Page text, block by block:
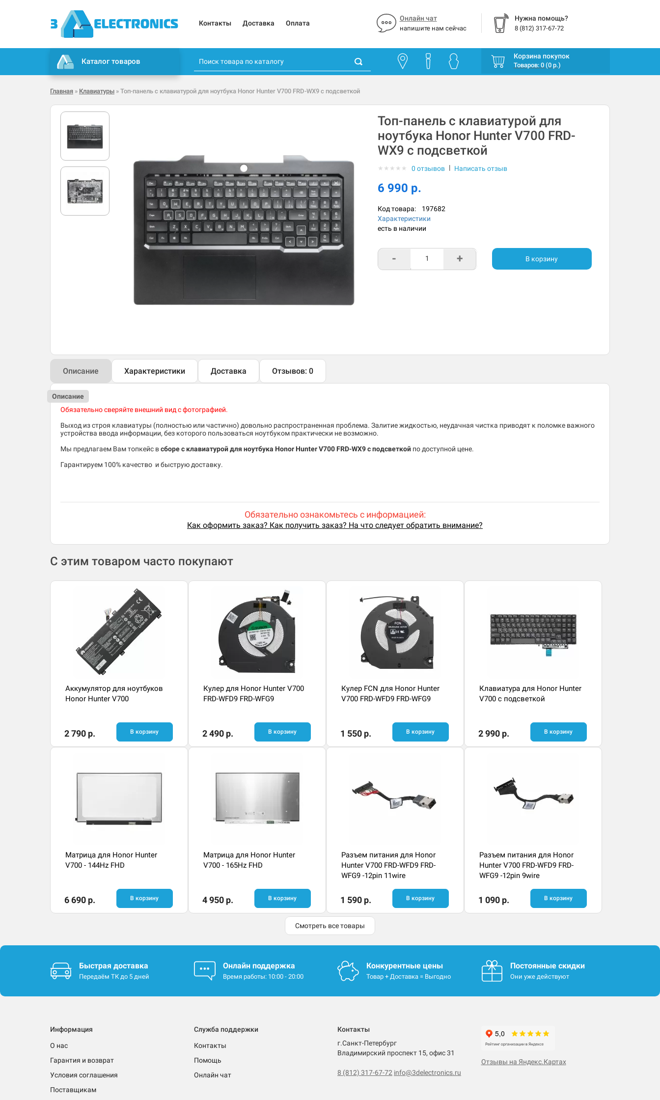
Контакты Доставка Оплата
Онлайн чат
напишите нам сейчас
Нужна помощь?
8 (812) 317-67-72
Каталог товаров
Корзина покупок
Товаров: 0 (0 р.)
Главная » Клавиатуры » Топ-панель с клавиатурой для ноутбука Honor Hunter V700 FRD-WX9 с подсветкой
Топ-панель с клавиатурой для
ноутбука Honor Hunter V700 FRD-
WX9 с подсветкой
★ ★ ★ ★ ★ 0 отзывов | Написать отзыв
6 990 р.
Код товара: 197682
Характеристики
есть в наличии
- + В корзину
Описание Характеристики Доставка Отзывов: 0
Описание
Обязательно сверяйте внешний вид с фотографией.
Выход из строя клавиатуры (полностью или частично) довольно распространенная проблема. Залитие жидкостью, неудачная чистка приводят к поломке важного
устройства ввода информации, без которого пользоваться ноутбуком практически не возможно.
Мы предлагаем Вам топкейс всборе с клавиатурой для ноутбука Honor Hunter V700 FRD-WX9с подсветкой по доступной цене.
​Гарантируем 100% качество и быструю доставку.
Обязательно ознакомьтесь с информацией:
Как оформить заказ? Как получить заказ? На что следует обратить внимание?
С этим товаром часто покупают
Аккумулятор для ноутбуков
Honor Hunter V700
2 790 р. В корзину
Кулер для Honor Hunter V700
FRD-WFD9 FRD-WFG9
2 490 р. В корзину
Кулер FCN для Honor Hunter
V700 FRD-WFD9 FRD-WFG9
1 550 р. В корзину
Клавиатура для Honor Hunter
V700 с подсветкой
2 990 р. В корзину
Матрица для Honor Hunter
V700 - 144Hz FHD
6 690 р. В корзину
Матрица для Honor Hunter
V700 - 165Hz FHD
4 950 р. В корзину
Разъем питания для Honor
Hunter V700 FRD-WFD9 FRD-
WFG9 -12pin 11wire
1 590 р. В корзину
Разъем питания для Honor
Hunter V700 FRD-WFD9 FRD-
WFG9 -12pin 9wire
1 090 р. В корзину
Смотреть все товары
Быстрая доставка
Передаём ТК до 5 дней
Онлайн поддержка
Время работы: 10:00 - 20:00
Конкурентные цены
Товар + Доставка = Выгодно
Постоянные скидки
Они уже действуют
Информация
О нас
Гарантия и возврат
Условия соглашения
Поставщикам
Служба поддержки
Контакты
Помощь
Онлайн чат
Контакты
г.Санкт-Петербург
Владимирский проспект 15, офис 31
8 (812) 317-67-72 info@3delectronics.ru
Отзывы на Яндекс.Картах